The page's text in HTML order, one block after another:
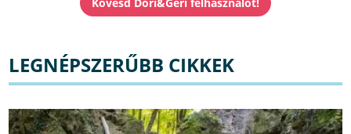
LEGNÉPSZERŰBB CIKKEK